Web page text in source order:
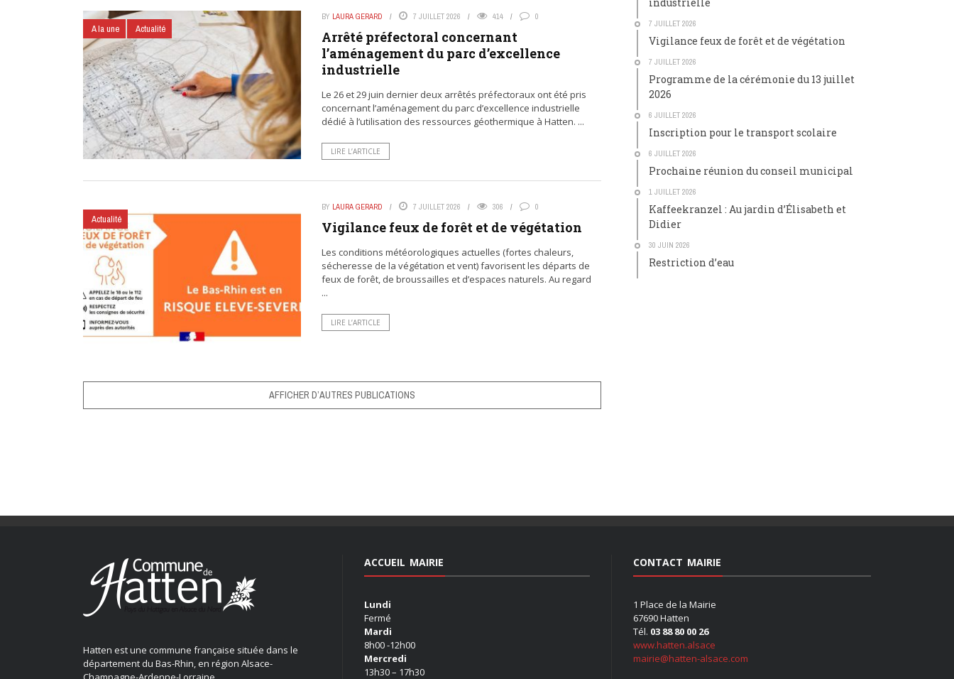
A la une Actualité
BY LAURA GERARD 7 JUILLET 2026 414 0
Arrêté préfectoral concernant
l’aménagement du parc d’excellence
industrielle
Le 26 et 29 juin dernier deux arrêtés préfectoraux ont été pris
concernant l’aménagement du parc d’excellence industrielle
dédié à l’utilisation des ressources géothermique à Hatten. ...
LIRE L’ARTICLE
Actualité
BY LAURA GERARD 7 JUILLET 2026 306 0
Vigilance feux de forêt et de végétation
Les conditions météorologiques actuelles (fortes chaleurs,
sécheresse de la végétation et vent) favorisent les départs de
feux de forêt, de broussailles et d’espaces naturels. Au regard
...
LIRE L’ARTICLE
AFFICHER D’AUTRES PUBLICATIONS
industrielle
7 JUILLET 2026
Vigilance feux de forêt et de végétation
7 JUILLET 2026
Programme de la cérémonie du 13 juillet
2026
6 JUILLET 2026
Inscription pour le transport scolaire
6 JUILLET 2026
Prochaine réunion du conseil municipal
1 JUILLET 2026
Kaffeekranzel : Au jardin d’Élisabeth et
Didier
30 JUIN 2026
Restriction d’eau
Hatten est une commune française située dans le
département du Bas-Rhin, en région Alsace-
ACCUEIL MAIRIE
Lundi
Fermé
Mardi
8h00 -12h00
Mercredi
13h30 – 17h30
CONTACT MAIRIE
1 Place de la Mairie
67690 Hatten
Tél. 03 88 80 00 26
www.hatten.alsace
mairie@hatten-alsace.com